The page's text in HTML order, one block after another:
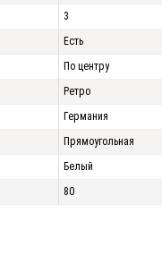
3
Есть
По центру
Ретро
Германия
Прямоугольная
Белый
80